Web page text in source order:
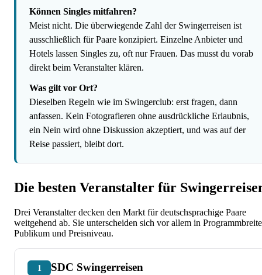
Können Singles mitfahren?
Meist nicht. Die überwiegende Zahl der Swingerreisen ist
ausschließlich für Paare konzipiert. Einzelne Anbieter und
Hotels lassen Singles zu, oft nur Frauen. Das musst du vorab
direkt beim Veranstalter klären.
Was gilt vor Ort?
Dieselben Regeln wie im Swingerclub: erst fragen, dann
anfassen. Kein Fotografieren ohne ausdrückliche Erlaubnis,
ein Nein wird ohne Diskussion akzeptiert, und was auf der
Reise passiert, bleibt dort.
Die besten Veranstalter für
Drei Veranstalter decken den Markt für deutschsprachige Paare
weitgehend ab. Sie unterscheiden sich vor allem in
Publikum und Preisniveau.
1 SDC Swingerreisen